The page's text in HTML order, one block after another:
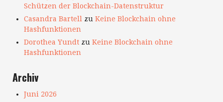
Schützen der Blockchain-Datenstruktur
Casandra Bartell zu Keine Blockchain ohne
Hashfunktionen
Dorothea Yundtzu Keine Blockchain ohne
Hashfunktionen
Archiv
Juni 2026